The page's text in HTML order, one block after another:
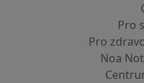
Pro
Pro
Noa